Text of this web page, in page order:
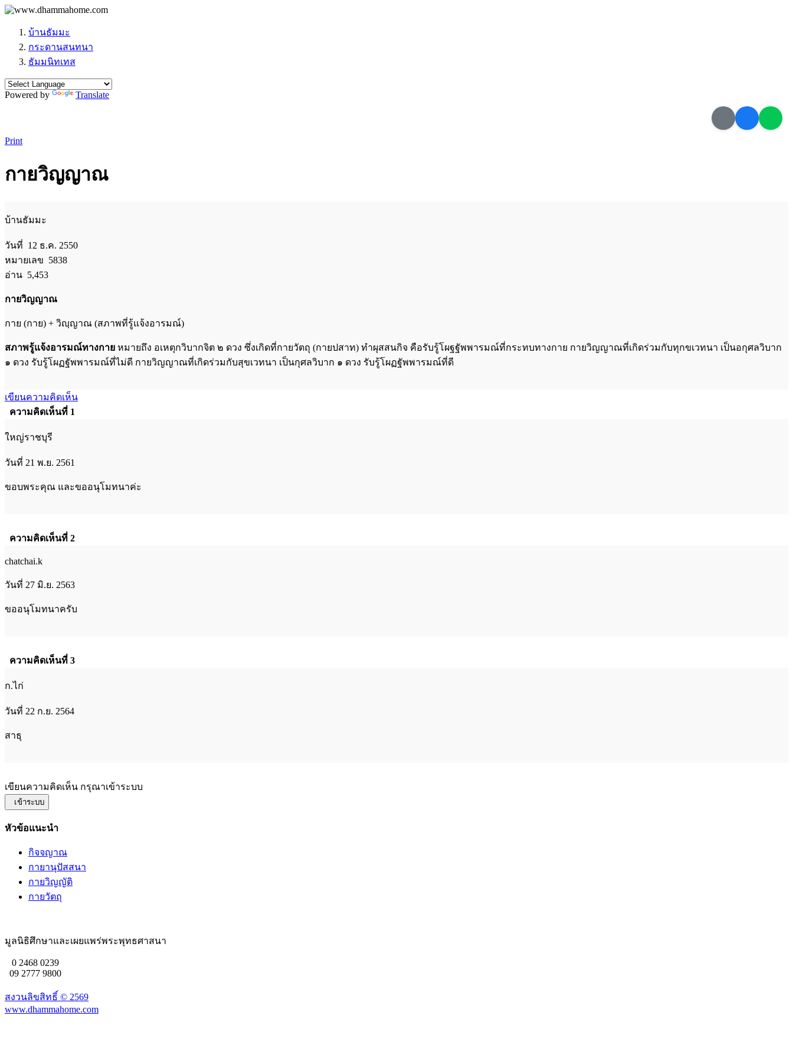
บ้านธัมมะ
กระดานสนทนา
ธัมมนิทเทส
Powered by Translate
Print
กายวิญญาณ
บ้านธัมมะ
วันที่ 12 ธ.ค. 2550
หมายเลข 5838
อ่าน 5,453
กายวิญญาณ
กาย (กาย) + วิญฺญาณ (สภาพที่รู้แจ้งอารมณ์)
สภาพรู้แจ้งอารมณ์ทางกาย หมายถึง อเหตุกวิบากจิต ๒ ดวง ซึ่งเกิดที่กายวัตถุ (กายปสาท) ทำผุสสนกิจ คือรับรู้โผฐฐัพพารมณ์ที่กระทบทางกาย กายวิญญาณที่เกิดร่วมกับทุกขเวทนา เป็นอกุศลวิบาก
๑ ดวง รับรู้โผฏฐัพพารมณ์ที่ไม่ดี กายวิญญาณที่เกิดร่วมกับสุขเวทนา เป็นกุศลวิบาก ๑ ดวง รับรู้โผฏฐัพพารมณ์ที่ดี
เขียนความคิดเห็น
ความคิดเห็นที่ 1
ใหญ่ราชบุรี
วันที่ 21 พ.ย. 2561
ขอบพระคุณ และขออนุโมทนาค่ะ
ความคิดเห็นที่ 2
chatchai.k
วันที่ 27 มิ.ย. 2563
ขออนุโมทนาครับ
ความคิดเห็นที่ 3
ก.ไก่
วันที่ 22 ก.ย. 2564
สาธุ
เขียนความคิดเห็น กรุณาเข้าระบบ
เข้าระบบ
หัวข้อแนะนำ
กิจจญาณ
กายานุปัสสนา
กายวิญญัติ
กายวัตถุ
มูลนิธิศึกษาและเผยแพร่พระพุทธศาสนา
0 2468 0239
09 2777 9800
สงวนลิขสิทธิ์ © 2569
www.dhammahome.com